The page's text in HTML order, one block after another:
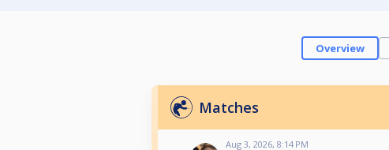
Overview
Matches
Aug 3, 2026, 8:14 PM